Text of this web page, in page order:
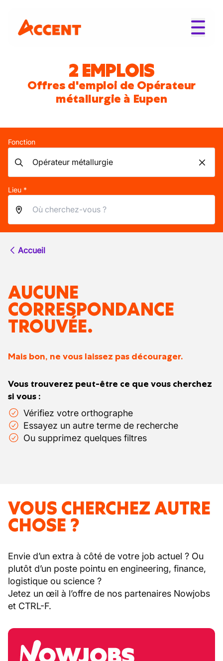
2 EMPLOIS
Offres d'emploi de Opérateur
métallurgie à Eupen
Fonction
Lieu *
Accueil
AUCUNE
CORRESPONDANCE
TROUVÉE.
Mais bon, ne vous laissez pas décourager.
Vous trouverez peut-être ce que vous cherchez
si vous :
Vérifiez votre orthographe
Essayez un autre terme de recherche
Ou supprimez quelques filtres
VOUS CHERCHEZ AUTRE
CHOSE ?
Envie d’un extra à côté de votre job actuel ? Ou
plutôt d’un poste pointu en engineering, finance,
logistique ou science ?
Jetez un œil à l’offre de nos partenaires Nowjobs
et CTRL-F.